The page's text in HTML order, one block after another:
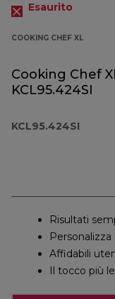
Esaurito
COOKING CHEF XL
Cooking Chef
KCL95.424SI
KCL95.424SI
Risultati
Affidabili
Il tocco più